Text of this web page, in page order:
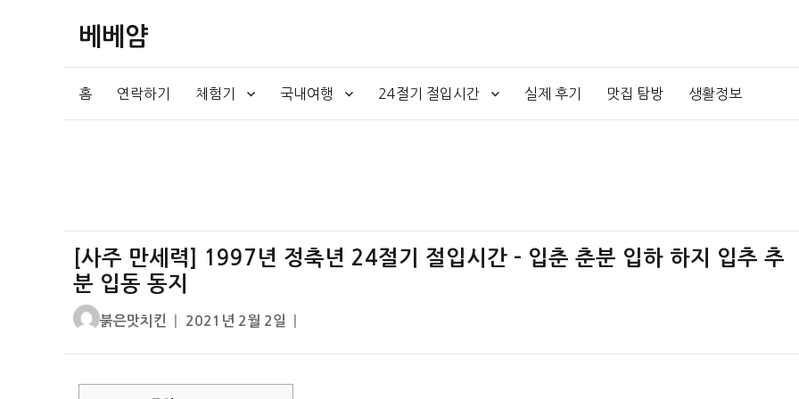
베베얌
홈 연락하기 체험기 국내여행 24절기 절입시간 실제 후기 맛집 탐방 생활정보
[사주 만세력] 1997년 정축년 24절기 절입시간 – 입춘 춘분 입하 하지 입추 추
분 입동 동지
글
붉은맛치킨
작
자
2021년 2월 2일